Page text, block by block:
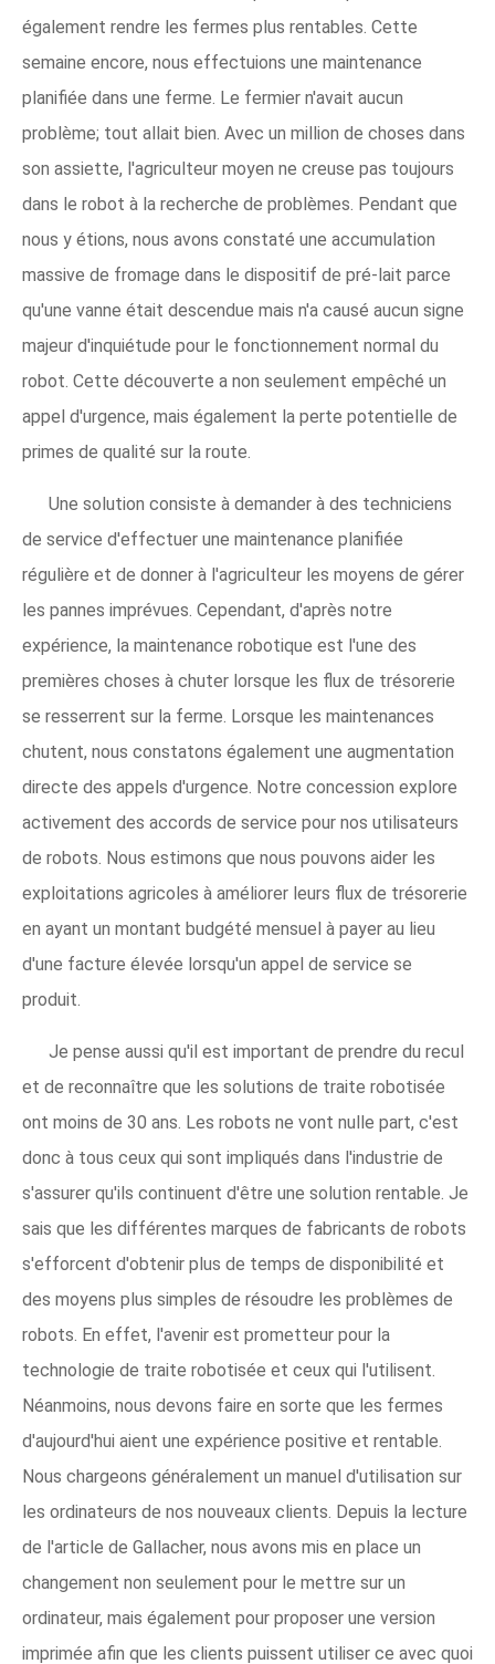
également rendre les fermes plus rentables. Cette
semaine encore, nous effectuions une maintenance
planifiée dans une ferme. Le fermier n'avait aucun
problème; tout allait bien. Avec un million de choses dans
son assiette, l'agriculteur moyen ne creuse pas toujours
dans le robot à la recherche de problèmes. Pendant que
nous y étions, nous avons constaté une accumulation
massive de fromage dans le dispositif de pré-lait parce
qu'une vanne était descendue mais n'a causé aucun signe
majeur d'inquiétude pour le fonctionnement normal du
robot. Cette découverte a non seulement empêché un
appel d'urgence, mais également la perte potentielle de
primes de qualité sur la route.
Une solution consiste à demander à des techniciens
de service d'effectuer une maintenance planifiée
régulière et de donner à l'agriculteur les moyens de gérer
les pannes imprévues. Cependant, d'après notre
expérience, la maintenance robotique est l'une des
premières choses à chuter lorsque les flux de trésorerie
se resserrent sur la ferme. Lorsque les maintenances
chutent, nous constatons également une augmentation
directe des appels d'urgence. Notre concession explore
activement des accords de service pour nos utilisateurs
de robots. Nous estimons que nous pouvons aider les
exploitations agricoles à améliorer leurs flux de trésorerie
en ayant un montant budgété mensuel à payer au lieu
d'une facture élevée lorsqu'un appel de service se
produit.
Je pense aussi qu'il est important de prendre du recul
et de reconnaître que les solutions de traite robotisée
ont moins de 30 ans. Les robots ne vont nulle part, c'est
donc à tous ceux qui sont impliqués dans l'industrie de
s'assurer qu'ils continuent d'être une solution rentable. Je
sais que les différentes marques de fabricants de robots
s'efforcent d'obtenir plus de temps de disponibilité et
des moyens plus simples de résoudre les problèmes de
robots. En effet, l'avenir est prometteur pour la
technologie de traite robotisée et ceux qui l'utilisent.
Néanmoins, nous devons faire en sorte que les fermes
d'aujourd'hui aient une expérience positive et rentable.
Nous chargeons généralement un manuel d'utilisation sur
les ordinateurs de nos nouveaux clients. Depuis la lecture
de l'article de Gallacher, nous avons mis en place un
changement non seulement pour le mettre sur un
ordinateur, mais également pour proposer une version
imprimée afin que les clients puissent utiliser ce avec quoi